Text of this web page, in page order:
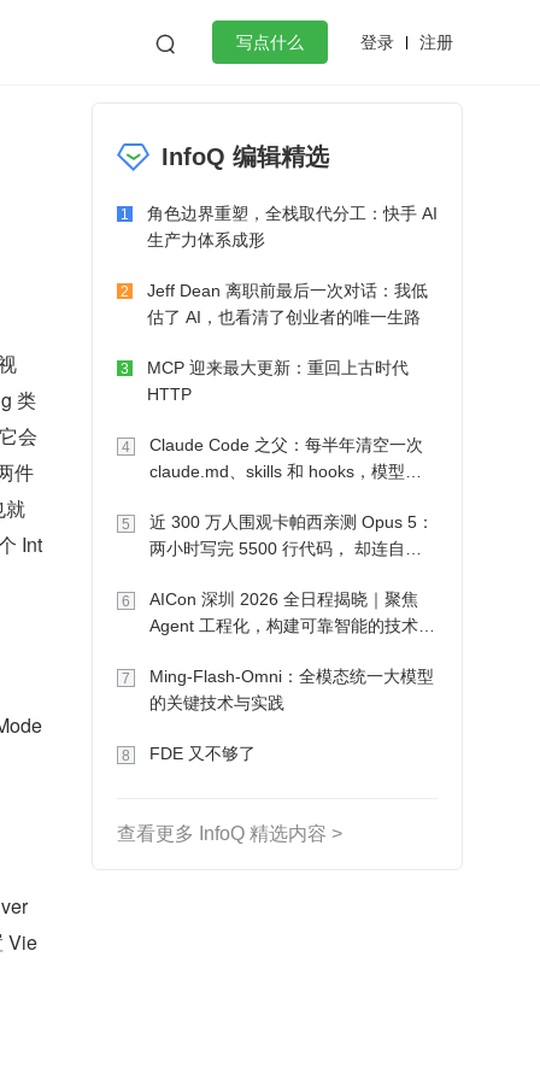
 写点什么 登录 注册
微服务架构 flutter
类
会
件
就
Int
Vie
InfoQ 编辑精选
1
角色边界重塑，全栈取代分工：快手 AI
生产力体系成形
2
Jeff Dean 离职前最后一次对话：我低
估了 AI，也看清了创业者的唯一生路
3
MCP 迎来最大更新：重回上古时代
HTTP
4
Claude Code 之父：每半年清空一次
claude.md、skills 和 hooks，模型自
5
近 300 万人围观卡帕西亲测 Opus 5：
两小时写完 5500 行代码， 却连自己
6
AICon 深圳 2026 全日程揭晓｜聚焦
Agent 工程化，构建可靠智能的技术路
7
Ming-Flash-Omni：全模态统一大模型
的关键技术与实践
8 FDE 又不够了
查看更多 InfoQ 精选内容 >